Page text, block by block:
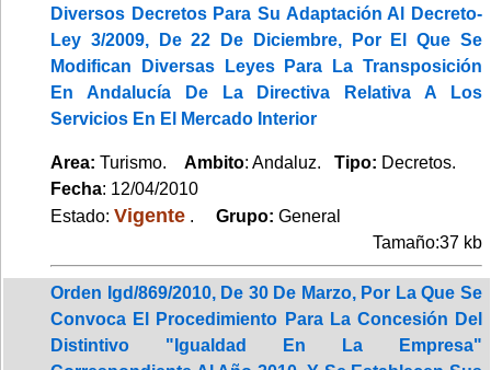
Diversos Decretos Para Su Adaptación Al Decreto-
Ley 3/2009, De 22 De Diciembre, Por El Que Se
Modifican Diversas Leyes Para La Transposición
En Andalucía De La Directiva Relativa A Los
Servicios En El Mercado Interior
Area: Turismo. Ambito: Andaluz. Tipo: Decretos.
Fecha: 12/04/2010
Estado: Vigente . Grupo: General
Tamaño:37 kb
Orden Igd/869/2010, De 30 De Marzo, Por La Que Se
Convoca El Procedimiento Para La Concesión Del
Distintivo "Igualdad En La Empresa"